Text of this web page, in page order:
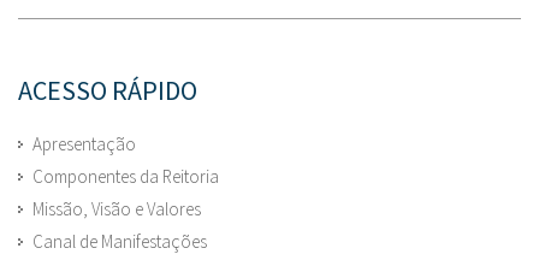
ACESSO RÁPIDO
Apresentação
Componentes da Reitoria
Missão, Visão e Valores
Canal de Manifestações